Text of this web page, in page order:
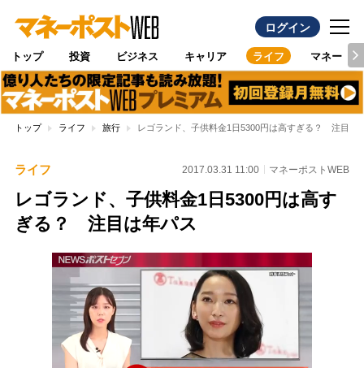
ログイン
トップ 投資 ビジネス キャリア ライフ マネー
トップ ライフ 旅行 レゴランド、子供料金1日5300円は高すぎる？ 注目は
ライフ 2017.03.31 11:00 マネーポストWEB
レゴランド、子供料金1日5300円は高す
ぎる？ 注目は年パス